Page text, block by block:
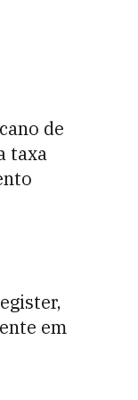
de
taxa
em